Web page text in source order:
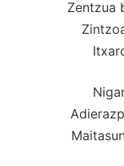
Zentzua